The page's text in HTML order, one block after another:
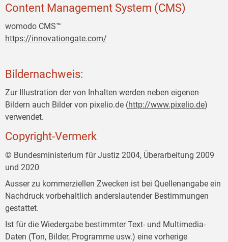
Content Management System (CMS)
womodo CMS™
https://innovationgate.com/
Bildernachweis:
Zur Illustration der von Inhalten werden neben eigenen
Bildern auch Bilder von pixelio.de (http://www.pixelio.de)
verwendet.
Copyright-Vermerk
© Bundesministerium für Justiz 2004, Überarbeitung 2009
und 2020
Ausser zu kommerziellen Zwecken ist bei Quellenangabe ein
Nachdruck vorbehaltlich anderslautender Bestimmungen
gestattet.
Ist für die Wiedergabe bestimmter Text- und Multimedia-
Daten (Ton, Bilder, Programme usw.) eine vorherige